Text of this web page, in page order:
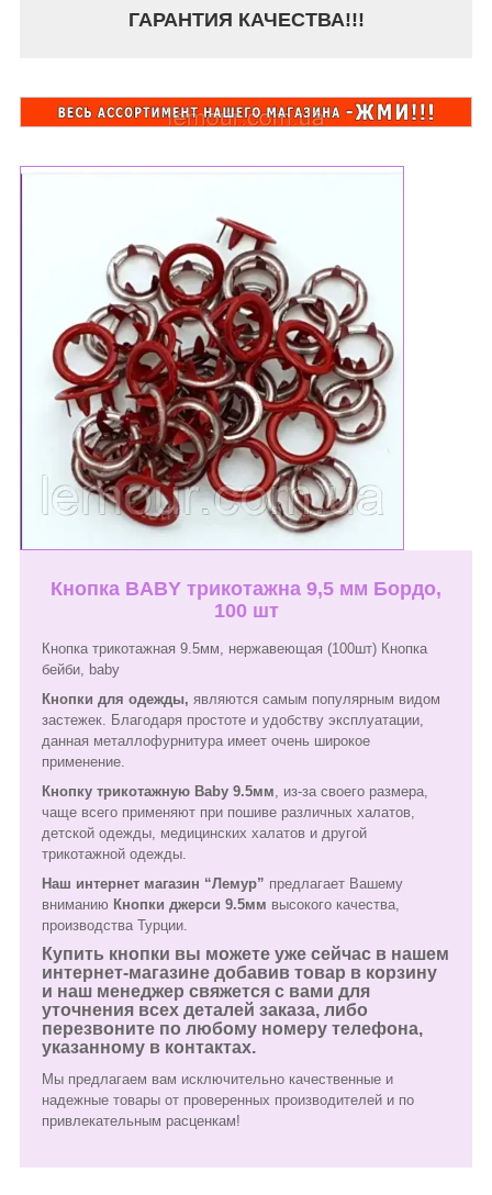
ГАРАНТИЯ КАЧЕСТВА!!!
Кнопка BABY трикотажна 9,5 мм Бордо,
100 шт
Кнопка трикотажная 9.5мм, нержавеющая (100шт) Кнопка
бейби, baby
Кнопки для одежды, являются самым популярным видом
застежек. Благодаря простоте и удобству эксплуатации,
данная металлофурнитура имеет очень широкое
применение.
Кнопку трикотажную Baby 9.5мм , из-за своего размера,
чаще всего применяют при пошиве различных халатов,
детской одежды, медицинских халатов и другой
трикотажной одежды.
Наш интернет магазин “Лемур” предлагает Вашему
вниманию Кнопки джерси 9.5мм высокого качества,
производства Турции.
Купить кнопки вы можете уже сейчас в нашем
интернет-магазине добавив товар в корзину
и наш менеджер свяжется с вами для
уточнения всех деталей заказа, либо
перезвоните по любому номеру телефона,
указанному в контактах.
Мы предлагаем вам исключительно качественные и
надежные товары от проверенных производителей и по
привлекательным расценкам!